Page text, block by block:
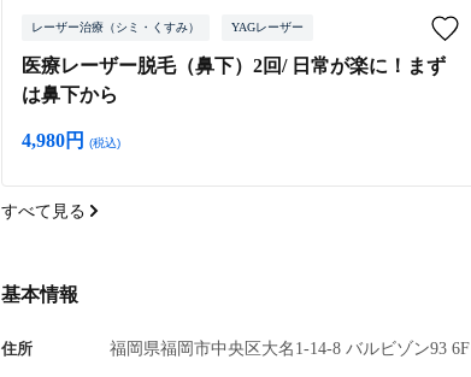
レーザー治療（シミ・くすみ） YAGレーザー
医療レーザー脱毛（鼻下）2回/ 日常が楽に！まず
は鼻下から
4,980円 (税込)
すべて見る
基本情報
住所 福岡県福岡市中央区大名1-14-8 バルビゾン93 6F